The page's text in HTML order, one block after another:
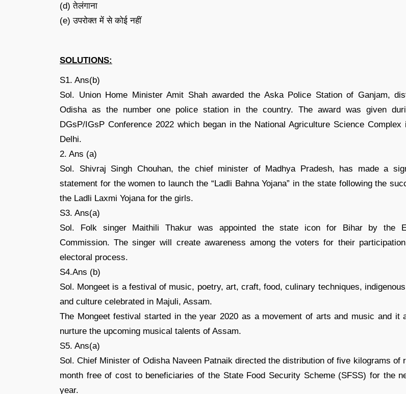
(d) तेलंगाना
(e) उपरोक्त में से कोई नहीं
SOLUTIONS:
S1. Ans(b)
Sol. Union Home Minister Amit Shah awarded the Aska Police Station of Ganjam,
Odisha as the number one police station in the country. The award was given
DGsP/IGsP Conference 2022 which began in the National Agriculture Science Complex
Delhi.
2. Ans (a)
Sol. Shivraj Singh Chouhan, the chief minister of Madhya Pradesh, has made a
statement for the women to launch the “Ladli Bahna Yojana” in the state following the
the Ladli Laxmi Yojana for the girls.
S3. Ans(a)
Sol. Folk singer Maithili Thakur was appointed the state icon for Bihar by the
Commission. The singer will create awareness among the voters for their
electoral process.
S4.Ans (b)
Sol. Mongeet is a festival of music, poetry, art, craft, food, culinary techniques,
and culture celebrated in Majuli, Assam.
The Mongeet festival started in the year 2020 as a movement of arts and music and it
nurture the upcoming musical talents of Assam.
S5. Ans(a)
Sol. Chief Minister of Odisha Naveen Patnaik directed the distribution of five kilograms of
month free of cost to beneficiaries of the State Food Security Scheme (SFSS) for the
year.